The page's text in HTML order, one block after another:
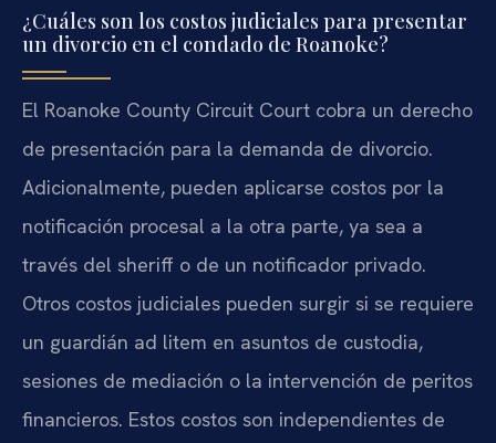
¿Cuáles son los costos judiciales para presentar
un divorcio en el condado de Roanoke?
El Roanoke County Circuit Court cobra un derecho
de presentación para la demanda de divorcio.
Adicionalmente, pueden aplicarse costos por la
notificación procesal a la otra parte, ya sea a
través del sheriff o de un notificador privado.
Otros costos judiciales pueden surgir si se requiere
un guardián ad litem en asuntos de custodia,
sesiones de mediación o la intervención de peritos
financieros. Estos costos son independientes de